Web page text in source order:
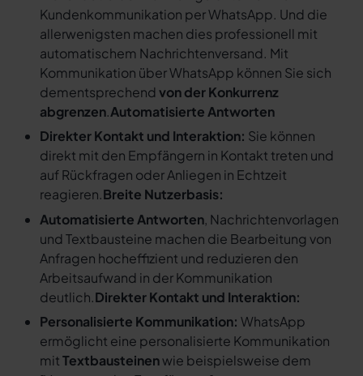
Kundenkommunikation per WhatsApp. Und die
allerwenigsten machen dies professionell mit
automatischem Nachrichtenversand. Mit
Kommunikation über WhatsApp können Sie sich
dementsprechendvon der Konkurrenz
abgrenzen.Automatisierte Antworten
Direkter Kontakt und Interaktion: Sie können
direkt mit den Empfängern in Kontakt treten und
auf Rückfragen oder Anliegen in Echtzeit
reagieren.Breite Nutzerbasis:
Automatisierte Antworten, Nachrichtenvorlagen
und Textbausteine machen die Bearbeitung von
Anfragen hocheffizient und reduzieren den
Arbeitsaufwand in der Kommunikation
deutlich.Direkter Kontakt und Interaktion:
Personalisierte Kommunikation: WhatsApp
ermöglicht eine personalisierte Kommunikation
mitTextbausteinenwie beispielsweise dem